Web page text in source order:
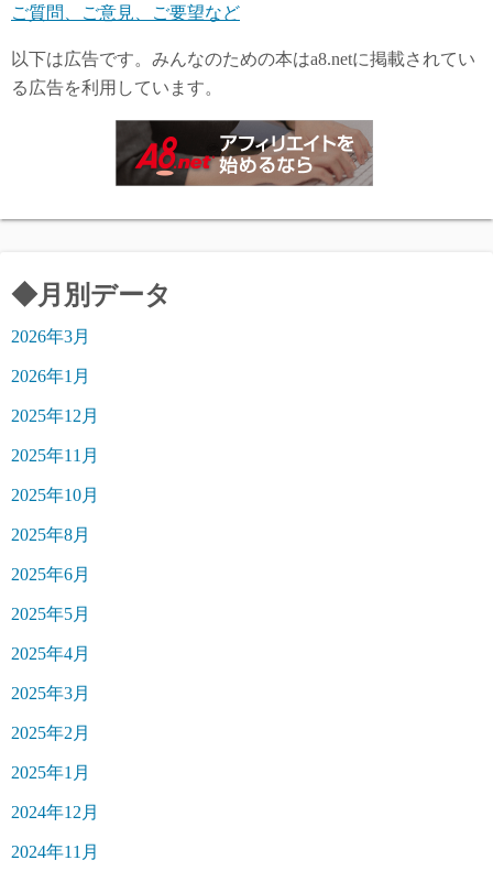
ご質問、ご意見、ご要望など
以下は広告です。みんなのための本はa8.netに掲載されてい
る広告を利用しています。
◆月別データ
2026年3月
2026年1月
2025年12月
2025年11月
2025年10月
2025年8月
2025年6月
2025年5月
2025年4月
2025年3月
2025年2月
2025年1月
2024年12月
2024年11月